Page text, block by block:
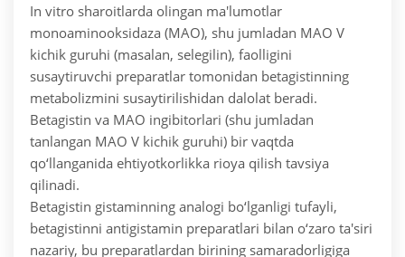
In vitro sharoitlarda olingan ma'lumotlar
monoaminooksidaza (MAO), shu jumladan MAO V
kichik guruhi (masalan, selegilin), faolligini
susaytiruvchi preparatlar tomonidan betagistinning
metabolizmini susaytirilishidan dalolat beradi.
Betagistin va MAO ingibitorlari (shu jumladan
tanlangan MAO V kichik guruhi) bir vaqtda
qo‘llanganida ehtiyotkorlikka rioya qilish tavsiya
qilinadi.
Betagistin gistaminning analogi bo‘lganligi tufayli,
betagistinni antigistamin preparatlari bilan o‘zaro ta'siri
nazariy, bu preparatlardan birining samaradorligiga